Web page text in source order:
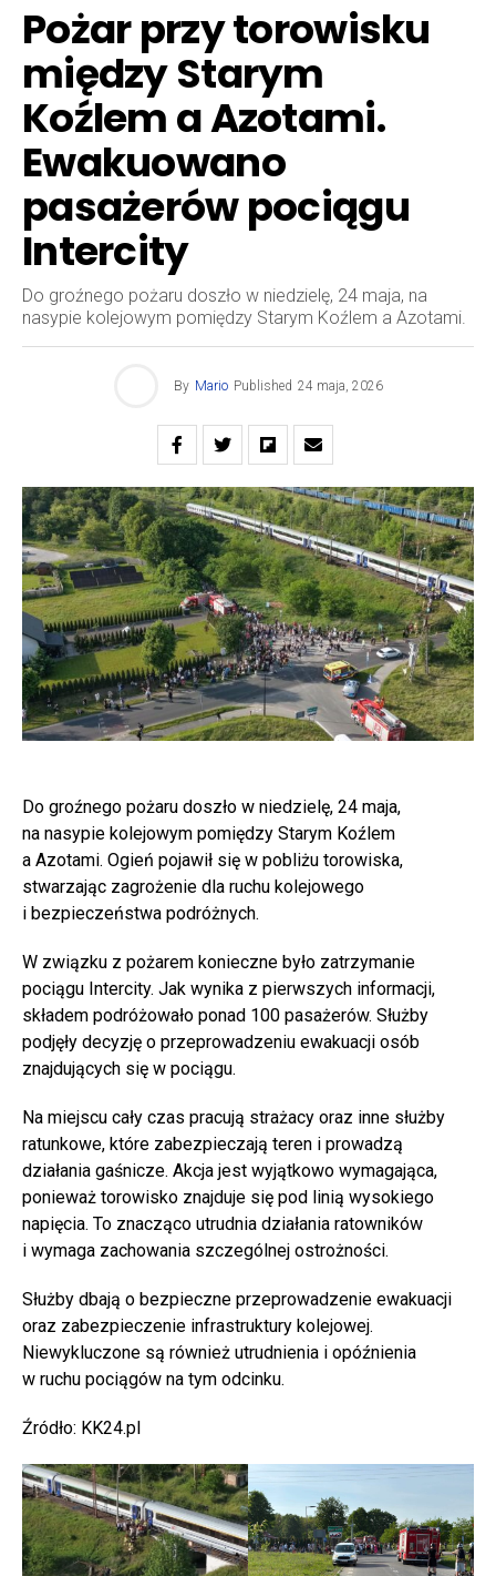
Pożar przy torowisku
między Starym
Koźlem a Azotami.
Ewakuowano
pasażerów pociągu
Intercity
Do groźnego pożaru doszło w niedzielę, 24 maja, na
nasypie kolejowym pomiędzy Starym Koźlem a Azotami.
By Mario Published 24 maja, 2026
Do groźnego pożaru doszło w niedzielę, 24 maja,
na nasypie kolejowym pomiędzy Starym Koźlem
a Azotami. Ogień pojawił się w pobliżu torowiska,
stwarzając zagrożenie dla ruchu kolejowego
i bezpieczeństwa podróżnych.
W związku z pożarem konieczne było zatrzymanie
pociągu Intercity. Jak wynika z pierwszych informacji,
składem podróżowało ponad 100 pasażerów. Służby
podjęły decyzję o przeprowadzeniu ewakuacji osób
znajdujących się w pociągu.
Na miejscu cały czas pracują strażacy oraz inne służby
ratunkowe, które zabezpieczają teren i prowadzą
działania gaśnicze. Akcja jest wyjątkowo wymagająca,
ponieważ torowisko znajduje się pod linią wysokiego
napięcia. To znacząco utrudnia działania ratowników
i wymaga zachowania szczególnej ostrożności.
Służby dbają o bezpieczne przeprowadzenie ewakuacji
oraz zabezpieczenie infrastruktury kolejowej.
Niewykluczone są również utrudnienia i opóźnienia
w ruchu pociągów na tym odcinku.
Źródło: KK24.pl